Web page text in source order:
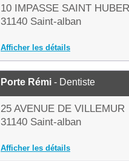
10 IMPASSE SAINT
31140 Saint-alban
Afficher les détails
Porte Rémi - Dentiste
25 AVENUE DE VILLEMUR
31140 Saint-alban
Afficher les détails